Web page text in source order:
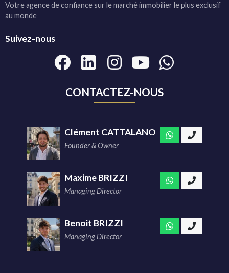
Votre agence de confiance sur le marché immobilier le plus exclusif
au monde
Suivez-nous
CONTACTEZ-NOUS
Clément CATTALANO
Founder & Owner
Maxime BRIZZI
Managing Director
Benoit BRIZZI
Managing Director